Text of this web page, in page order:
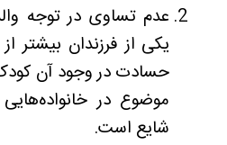
عدم تساوی در توجه
یکی از فرزندان بیشتر
حسادت در وجود آن
موضوع در
شایع است.